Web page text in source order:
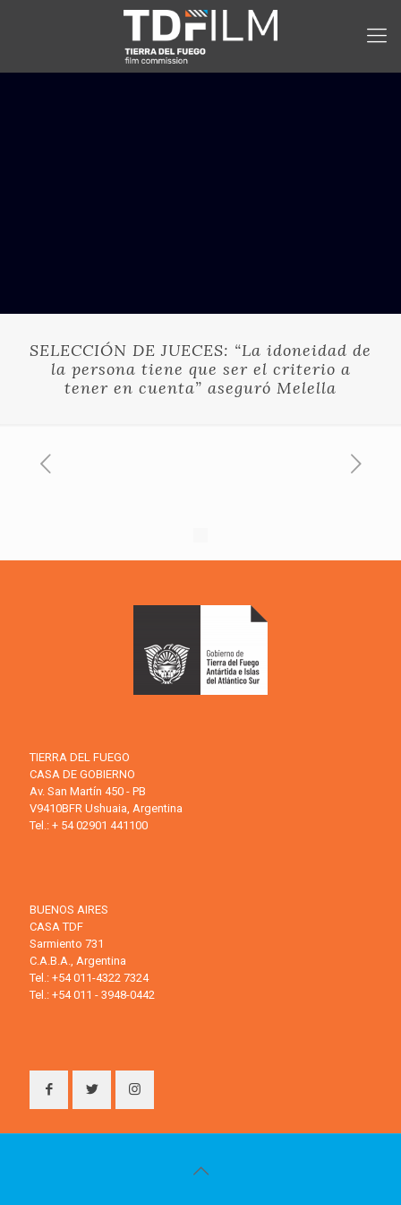
SELECCIÓN DE JUECES: “La idoneidad de
la persona tiene que ser el criterio a
tener en cuenta” aseguró Melella
TIERRA DEL FUEGO
CASA DE GOBIERNO
Av. San Martín 450 - PB
V9410BFR Ushuaia, Argentina
Tel.: + 54 02901 441100
BUENOS AIRES
CASA TDF
Sarmiento 731
C.A.B.A., Argentina
Tel.: +54 011-4322 7324
Tel.: +54 011 - 3948-0442